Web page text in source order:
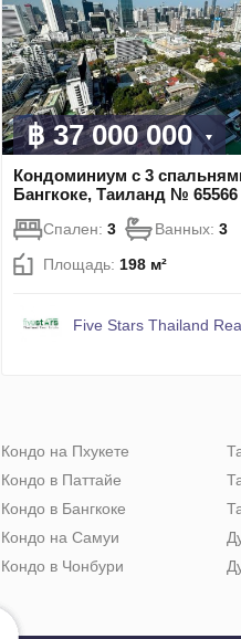
฿ 37 000 000
Кондоминиум с 3
Бангкоке, Таиланд № 65566
Спален: 3 Ванных: 3
Площадь: 198 м²
Five Stars Thailand
Кондо на Пхукете
Кондо в Паттайе
Кондо в Бангкоке
Кондо на Самуи
Кондо в Чонбури